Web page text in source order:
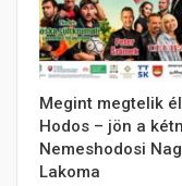
Megint megtelik
Hodos – jön a
Nemeshodosi
Lakoma